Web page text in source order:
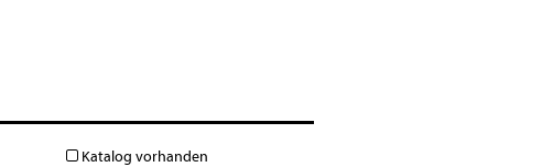
Katalog vorhanden